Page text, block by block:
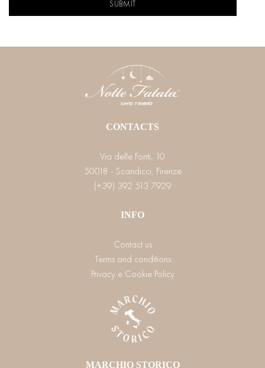
CONTACTS
Via delle Fonti, 10
50018 - Scandicci, Firenze
(+39) 392 513 7929
INFO
Contact us
Terms and conditions
Privacy e Cookie Policy
MARCHIO STORICO